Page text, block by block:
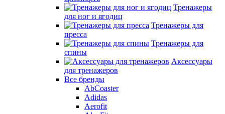
Тренажеры
для ног и ягодиц
Тренажеры для
пресса
Тренажеры для
спины
Аксессуары
для тренажеров
Все бренды
AbCoaster
Adidas
Aerofit